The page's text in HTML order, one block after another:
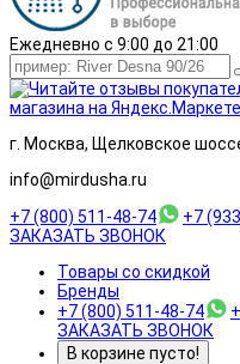
Ежедневно с 9:00 до 21:00
г. Москва, Щелковское
info@mirdusha.ru
+7 (800) 511-48-74
+7
ЗАКАЗАТЬ ЗВОНОК
Товары со скидкой
Бренды
+7 (800) 511-48-74
ЗАКАЗАТЬ ЗВОНОК
В корзине пусто!